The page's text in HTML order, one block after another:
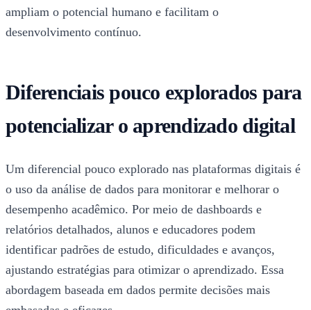
ampliam o potencial humano e facilitam o
desenvolvimento contínuo.
Diferenciais pouco explorados para
potencializar o aprendizado digital
Um diferencial pouco explorado nas plataformas digitais é
o uso da análise de dados para monitorar e melhorar o
desempenho acadêmico. Por meio de dashboards e
relatórios detalhados, alunos e educadores podem
identificar padrões de estudo, dificuldades e avanços,
ajustando estratégias para otimizar o aprendizado. Essa
abordagem baseada em dados permite decisões mais